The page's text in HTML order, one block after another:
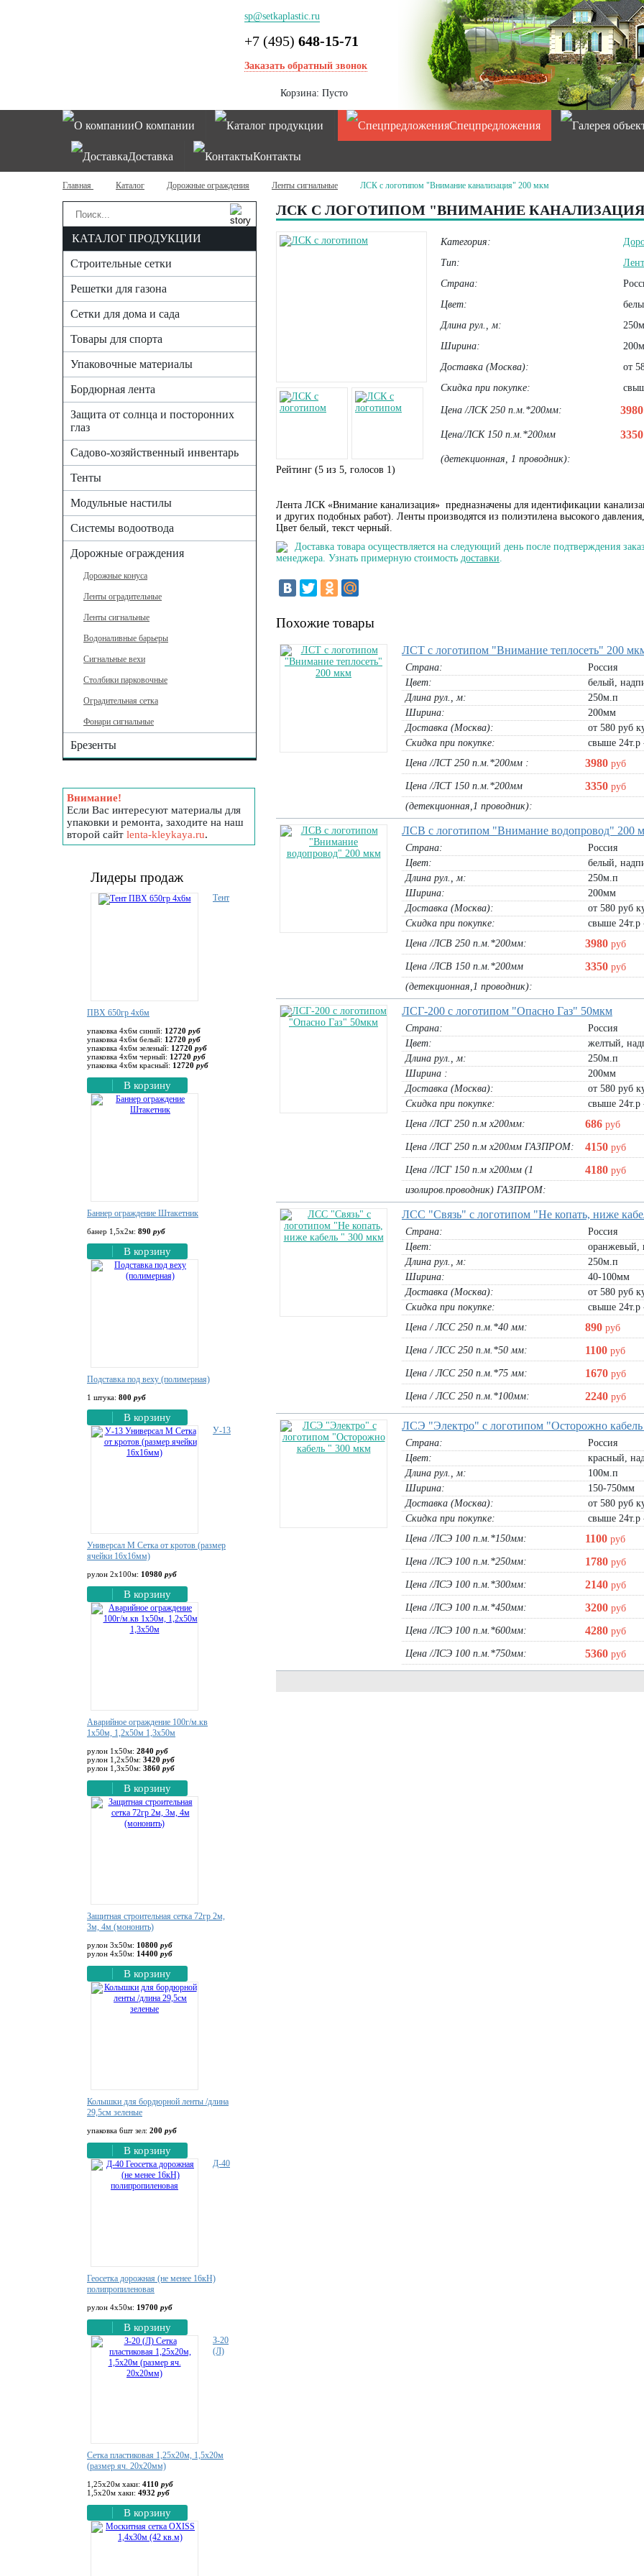
sp@setkaplastic.ru
+7 (495) 648-15-71
Заказать обратный звонок
Корзина: Пусто
О компании Каталог продукции Спецпредложения
Доставка Контакты
Главная Каталог Дорожные ограждения Ленты сигнальные ЛСК с логотипом "Внимание канализация" 200 мкм
ЛСК С ЛОГОТИПОМ "ВНИМАНИЕ
КАТАЛОГ ПРОДУКЦИИ
Строительные сетки
Решетки для газона
Сетки для дома и сада
Товары для спорта
Упаковочные материалы
Бордюрная лента
Защита от солнца и посторонних
глаз
Садово-хозяйственный инвентарь
Тенты
Модульные настилы
Системы водоотвода
Дорожные ограждения
Дорожные конуса
Ленты оградительные
Ленты сигнальные
Водоналивные барьеры
Сигнальные вехи
Столбики парковочные
Оградительная сетка
Фонари сигнальные
Брезенты
Внимание!
Если Вас интересуют материалы для
упаковки и ремонта, заходите на наш
второй сайт lenta-kleykaya.ru.
Лидеры продаж
Тент
ПВХ 650гр 4х6м
упаковка 4х6м синий: 12720 руб
упаковка 4х6м белый: 12720 руб
упаковка 4х6м зеленый: 12720 руб
упаковка 4х6м черный: 12720 руб
упаковка 4х6м красный: 12720 руб
В корзину
Баннер ограждение Штакетник
банер 1,5х2м: 890 руб
В корзину
Подставка под веху (полимерная)
1 штука: 800 руб
В корзину
У-13
Универсал М Сетка от кротов (размер
ячейки 16х16мм)
рулон 2х100м: 10980 руб
В корзину
Аварийное ограждение 100г/м.кв
1х50м, 1,2х50м 1,3х50м
рулон 1х50м: 2840 руб
рулон 1,2х50м: 3420 руб
рулон 1,3х50м: 3860 руб
В корзину
Защитная строительная сетка 72гр 2м,
3м, 4м (мононить)
рулон 3х50м: 10800 руб
рулон 4х50м: 14400 руб
В корзину
Колышки для бордюрной ленты /длина
29,5см зеленые
упаковка 6шт зел: 200 руб
В корзину
Д-40
Геосетка дорожная (не менее 16кН)
полипропиленовая
рулон 4х50м: 19700 руб
В корзину
З-20
(Л)
Сетка пластиковая 1,25х20м, 1,5х20м
(размер яч. 20х20мм)
1,25х20м хаки: 4110 руб
1,5х20м хаки: 4932 руб
В корзину
Рейтинг (5 из 5, голосов 1)
Категория:
Тип:
Страна:
Цвет:
Длина рул., м:
Ширина:
Доставка (Москва):
от
Скидка при покупке:
Цена /ЛСК 250 п.м.*200мм: 3980
Цена/ЛСК 150 п.м.*200мм
(детекционная, 1 проводник):
3350
Лента ЛСК «Внимание канализация» предназначены для идентификации
и других подобных работ). Ленты производятся из полиэтилена высокого
Цвет белый, текст черный.
Доставка товара осуществляется на следующий день после подтверждения
менеджера. Узнать примерную стоимость доставки.
Похожие товары
ЛСТ с логотипом "Внимание теплосеть" 200
Страна:
Россия
Цвет:
белый,
Длина рул., м:
250м.п
Ширина:
200мм
Доставка (Москва):
от 580 руб
Скидка при покупке:
свыше 24т.р
Цена /ЛСТ 250 п.м.*200мм :
3980 руб
Цена /ЛСТ 150 п.м.*200мм
(детекционная,1 проводник):
3350 руб
ЛСВ с логотипом "Внимание водопровод" 200
Страна:
Россия
Цвет:
белый,
Длина рул., м:
250м.п
Ширина:
200мм
Доставка (Москва):
от 580 руб
Скидка при покупке:
свыше 24т.р
Цена /ЛСВ 250 п.м.*200мм:
3980 руб
Цена /ЛСВ 150 п.м.*200мм
(детекционная,1 проводник):
3350 руб
ЛСГ-200 с логотипом "Опасно Газ" 50мкм
Страна:
Россия
Цвет:
желтый,
Длина рул., м:
250м.п
Ширина :
200мм
Доставка (Москва):
от 580 руб
Скидка при покупке:
свыше 24т.р
Цена /ЛСГ 250 п.м х200мм:
686 руб
Цена /ЛСГ 250 п.м х200мм ГАЗПРОМ: 4150 руб
Цена /ЛСГ 150 п.м х200мм (1
изолиров.проводник) ГАЗПРОМ:
4180 руб
ЛСС "Связь" с логотипом "Не копать, ниже
Страна:
Россия
Цвет:
оранжевый,
Длина рул., м:
250м.п
Ширина:
40-100мм
Доставка (Москва):
от 580 руб
Скидка при покупке:
свыше 24т.р
Цена / ЛСС 250 п.м.*40 мм:
890 руб
Цена / ЛСС 250 п.м.*50 мм: 1100 руб
Цена / ЛСС 250 п.м.*75 мм: 1670 руб
Цена / ЛСС 250 п.м.*100мм: 2240 руб
ЛСЭ "Электро" с логотипом "Осторожно
Страна:
Россия
Цвет:
красный,
Длина рул., м:
100м.п
Ширина:
150-750мм
Доставка (Москва):
от 580 руб
Скидка при покупке:
свыше 24т.р
Цена /ЛСЭ 100 п.м.*150мм:
1100 руб
Цена /ЛСЭ 100 п.м.*250мм: 1780 руб
Цена /ЛСЭ 100 п.м.*300мм: 2140 руб
Цена /ЛСЭ 100 п.м.*450мм: 3200 руб
Цена /ЛСЭ 100 п.м.*600мм: 4280 руб
Цена /ЛСЭ 100 п.м.*750мм: 5360 руб